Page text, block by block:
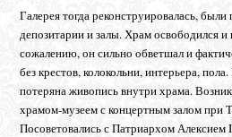
Галерея тогда реконструировалась,
депозитарии и залы. Храм освободился и
сожалению, он сильно обветшал и
без крестов, колокольни, интерьера,
потеряна живопись внутри храма.
храмом-музеем с концертным залом при
Посоветовались с Патриархом